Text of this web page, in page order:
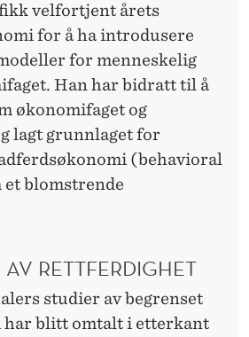
velfortjent årets
for å ha introdusere
for menneskelig
Han har bidratt til å
økonomifaget og
lagt grunnlaget for
(behavioral
et blomstrende
RETTFERDIGHET
studier av begrenset
har blitt omtalt i etterkant